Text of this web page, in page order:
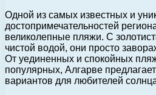
Одной из самых известных и
достопримечательностей
великолепные пляжи. С
чистой водой, они просто
От уединенных и спокойных
популярных, Алгарве
вариантов для любителей